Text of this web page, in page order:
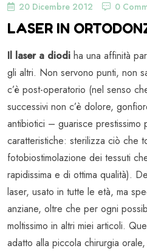
20 Dicembre 2012 0
LASER IN
Il laser a diodi ha una affinità
gli altri. Non servono punti, non
c’è post-operatorio (nel senso
successivi non c’è dolore,
antibiotici – guarisce prestissimo
caratteristiche: sterilizza ciò che
fotobiostimolazione dei tessuti
rapidissima e di ottima qualità).
laser, usato in tutte le età, ma
anziane, oltre che per ogni
moltissimo in altri miei articoli.
adatto alla piccola chirurgia